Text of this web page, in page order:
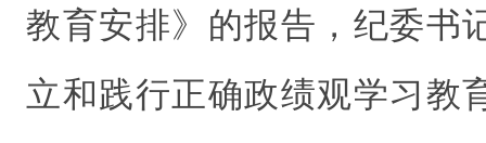
教育安排》的报告，纪委书
立和践行正确政绩观学习教